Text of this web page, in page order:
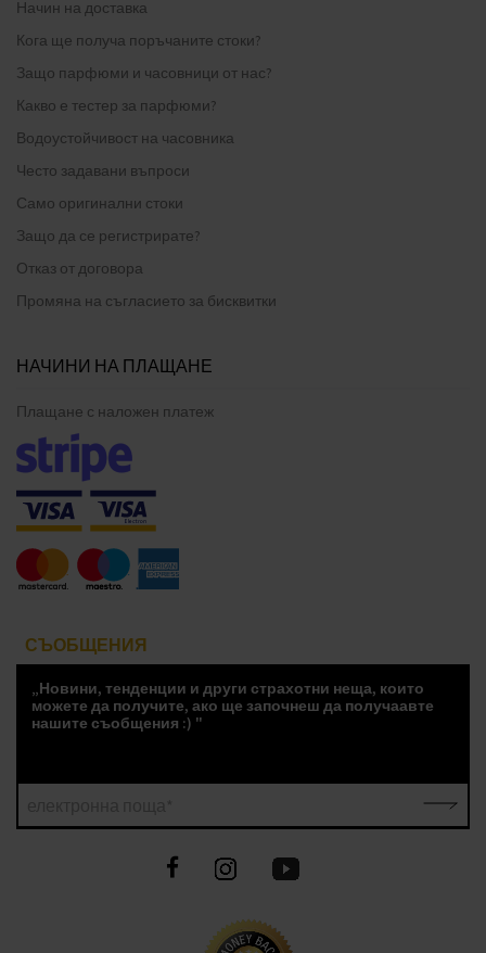
Начин на доставка
Кога ще получа поръчаните стоки?
Защо парфюми и часовници от нас?
Какво е тестер за парфюми?
Водоустойчивост на часовника
Често задавани въпроси
Само оригинални стоки
Защо да се регистрирате?
Отказ от договора
Промяна на съгласието за бисквитки
НАЧИНИ НА ПЛАЩАНЕ
Плащане с наложен платеж
СЪОБЩЕНИЯ
„Новини, тенденции и други страхотни неща, които
можете да получите, ако ще започнеш да получаавте
нашите съобщения :) "